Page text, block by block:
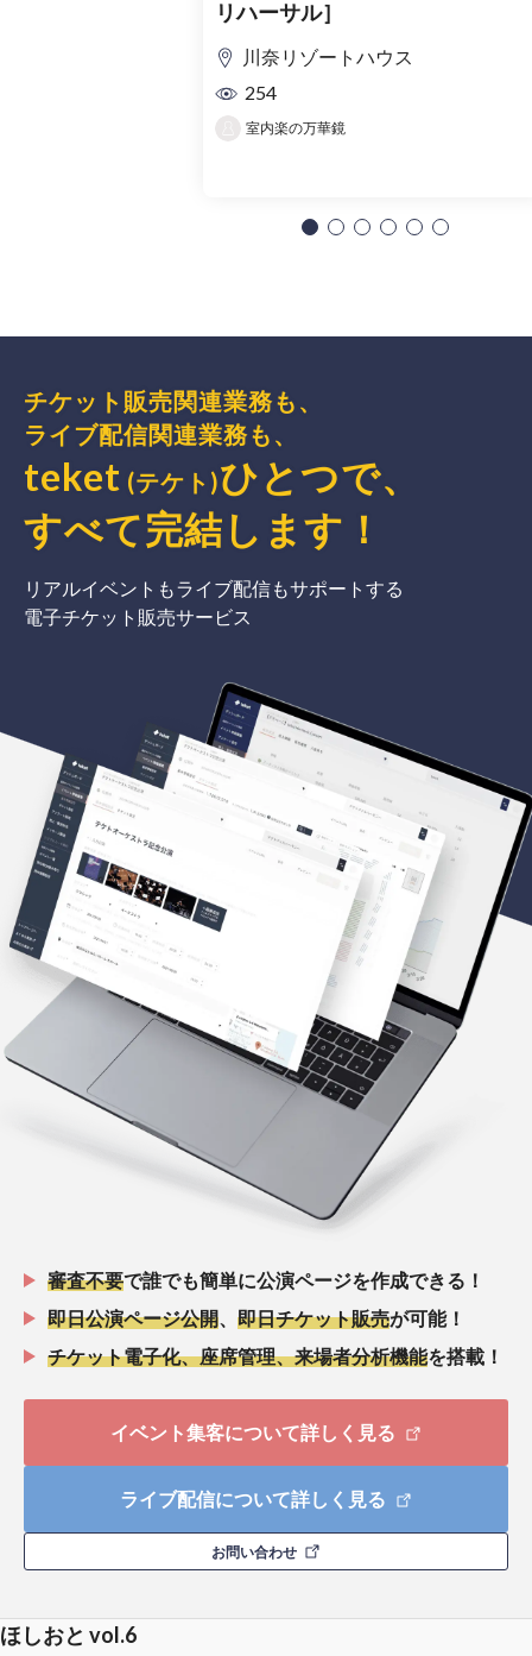
リハーサル］
川奈リゾートハウス
254
室内楽の万華鏡
チケット販売関連業務も、
ライブ配信関連業務も、
teket (テケト)ひとつで、
すべて完結 します ！
リアルイベントもライブ配信もサポートする
電子チケット販売サービス
審査不要で誰でも簡単に公演ページを作成できる！
即日公演ページ公開
即日チケット販売が可能！
チケット電子化、座席管理、来場者分析機能を搭載！
イベント集客について詳しく見る
ライブ配信について詳しく見る
お問い合わせ
ほしおと vol.6